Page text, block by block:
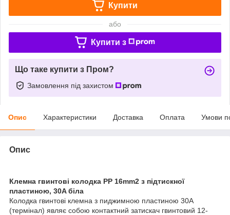
Купити
або
Купити з
Що таке купити з Пром?
Замовлення під захистом
Опис Характеристики Доставка Оплата Умови
Опис
Клемна гвинтові колодка PP 16mm2 з підтискної
пластиною, 30A біла
Колодка гвинтові клемна з пиджимною пластиною 30А
(термінал) являє собою контактний затискач гвинтовий 12-